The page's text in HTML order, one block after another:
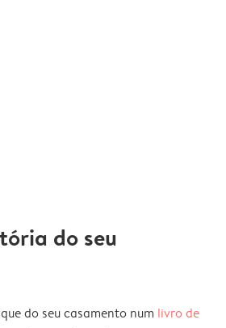
do seu
do seu casamento num livro de